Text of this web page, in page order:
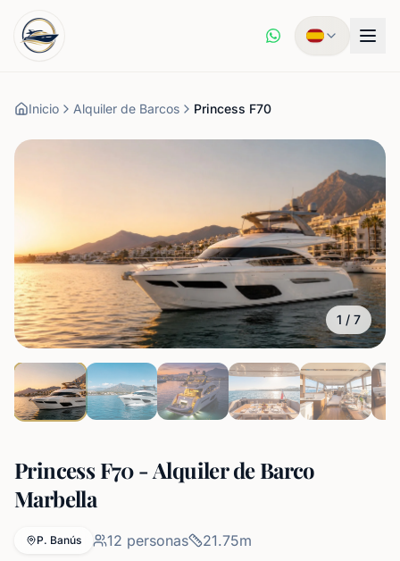
Inicio Alquiler de Barcos Princess F70
1 / 7
Princess F70 - Alquiler de Barco
Marbella
P. Banús 12 personas 21.75m